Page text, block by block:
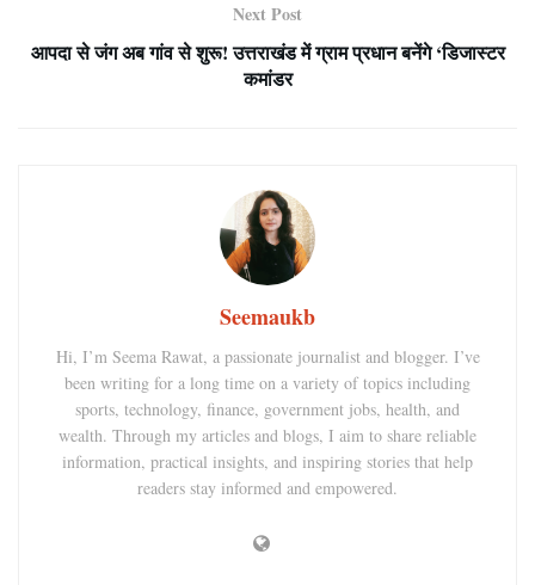
Next Post
आपदा से जंग अब गांव से शुरू! उत्तराखंड में ग्राम प्रधान बनेंगे ‘डिजास्टर
कमांडर
Seemaukb
Hi, I’m Seema Rawat, a passionate journalist and blogger. I’ve
been writing for a long time on a variety of topics including
sports, technology, finance, government jobs, health, and
wealth. Through my articles and blogs, I aim to share reliable
information, practical insights, and inspiring stories that help
readers stay informed and empowered.